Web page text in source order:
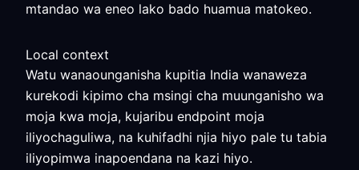
mtandao wa eneo lako bado huamua matokeo.
Local context
Watu wanaounganisha kupitia India wanaweza
kurekodi kipimo cha msingi cha muunganisho wa
moja kwa moja, kujaribu endpoint moja
iliyochaguliwa, na kuhifadhi njia hiyo pale tu tabia
iliyopimwa inapoendana na kazi hiyo.